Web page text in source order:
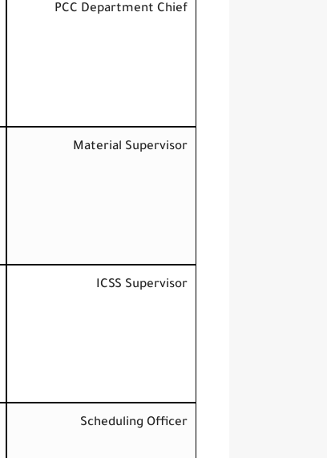
PCC Department Chief
Material Supervisor
ICSS Supervisor
Scheduling Officer